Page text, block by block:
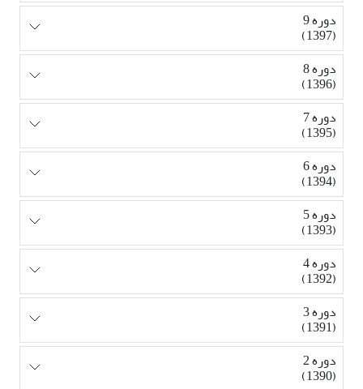
دوره 9
(1397)
دوره 8
(1396)
دوره 7
(1395)
دوره 6
(1394)
دوره 5
(1393)
دوره 4
(1392)
دوره 3
(1391)
دوره 2
(1390)